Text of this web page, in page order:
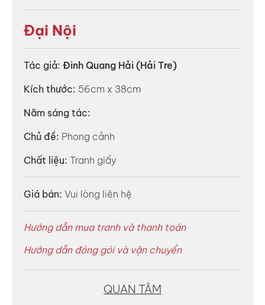
Đại Nội
Tác giả: Đinh Quang Hải (Hải Tre)
Kích thước: 56cm x 38cm
Năm sáng tác:
Chủ đề: Phong cảnh
Chất liệu: Tranh giấy
Giá bán: Vui lòng liên hệ
Hướng dẫn mua tranh và thanh toán
Hướng dẫn đóng gói và vận chuyển
QUAN TÂM